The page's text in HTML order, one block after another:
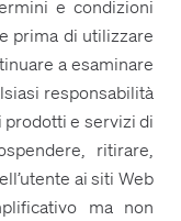
e condizioni
prima di utilizzare
a esaminare
responsabilità
prodotti e servizi di
ritirare,
ai siti Web
ma non